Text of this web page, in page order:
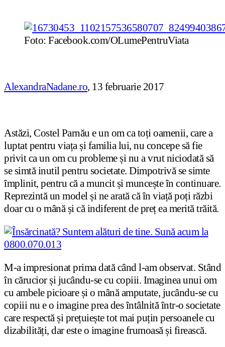
Foto: Facebook.com/OLumePentruViata
AlexandraNadane.ro, 13 februarie 2017
Astăzi, Costel Parnău e un om ca toți oamenii, care a
luptat pentru viața și familia lui, nu concepe să fie
privit ca un om cu probleme și nu a vrut niciodată să
se simtă inutil pentru societate. Dimpotrivă se simte
împlinit, pentru că a muncit și muncește în continuare.
Reprezintă un model și ne arată că în viață poți răzbi
doar cu o mână și că indiferent de preț ea merită trăită.
M-a impresionat prima dată când l-am observat. Stând
în cărucior și jucându-se cu copiii. Imaginea unui om
cu ambele picioare și o mână amputate, jucându-se cu
copiii nu e o imagine prea des întâlnită într-o societate
care respectă și prețuiește tot mai puțin persoanele cu
dizabilități, dar este o imagine frumoasă și firească.